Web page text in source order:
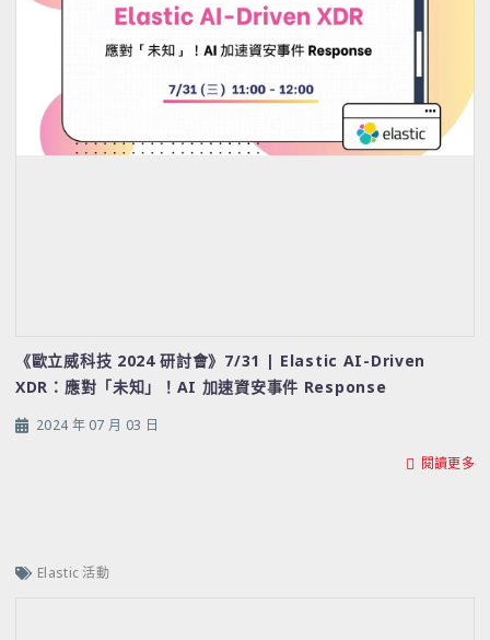
《歐立威科技 2024 研討會》7/31 | Elastic AI-Driven
XDR：應對「未知」！AI 加速資安事件 Response
2024 年 07 月 03 日
閱讀更多
Elastic 活動